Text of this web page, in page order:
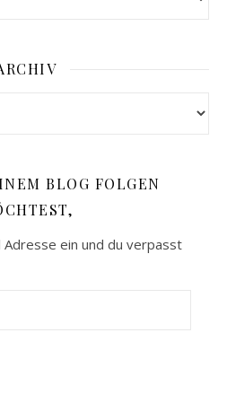
BLOG FOLGEN
ein und du verpasst